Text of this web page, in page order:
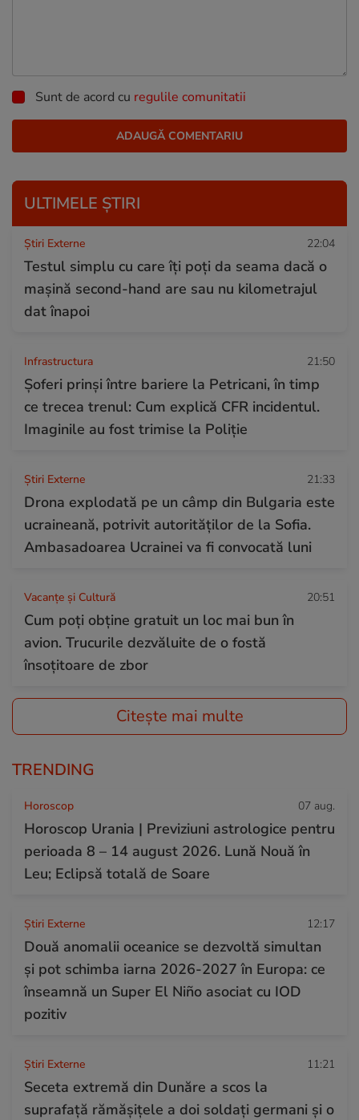
Sunt de acord cu regulile comunitatii
ULTIMELE ȘTIRI
Știri Externe 22:04
Testul simplu cu care îți poți da seama dacă o
mașină second-hand are sau nu kilometrajul
dat înapoi
Infrastructura 21:50
Șoferi prinși între bariere la Petricani, în timp
ce trecea trenul: Cum explică CFR incidentul.
Imaginile au fost trimise la Poliție
Știri Externe 21:33
Drona explodată pe un câmp din Bulgaria este
ucraineană, potrivit autorităților de la Sofia.
Ambasadoarea Ucrainei va fi convocată luni
Vacanțe și Cultură 20:51
Cum poți obține gratuit un loc mai bun în
avion. Trucurile dezvăluite de o fostă
însoțitoare de zbor
Citește mai multe
TRENDING
Horoscop 07 aug.
Horoscop Urania | Previziuni astrologice pentru
perioada 8 – 14 august 2026. Lună Nouă în
Leu; Eclipsă totală de Soare
Știri Externe 12:17
Două anomalii oceanice se dezvoltă simultan
și pot schimba iarna 2026-2027 în Europa: ce
înseamnă un Super El Niño asociat cu IOD
pozitiv
Știri Externe 11:21
Seceta extremă din Dunăre a scos la
suprafață rămășițele a doi soldați germani și o